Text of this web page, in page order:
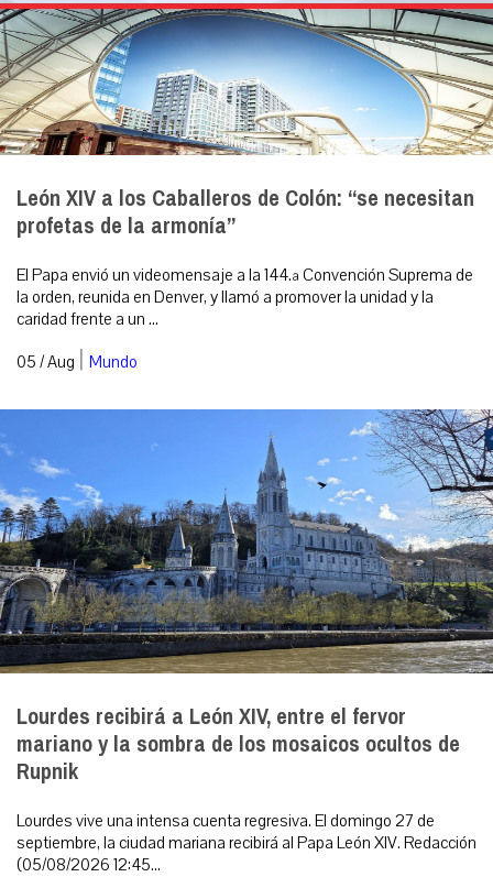
León XIV a los Caballeros de Colón: “se necesitan
profetas de la armonía”
El Papa envió un videomensaje a la 144.ª Convención Suprema de
la orden, reunida en Denver, y llamó a promover la unidad y la
caridad frente a un ...
05 / Aug | Mundo
Lourdes recibirá a León XIV, entre el fervor
mariano y la sombra de los mosaicos ocultos de
Rupnik
Lourdes vive una intensa cuenta regresiva. El domingo 27 de
septiembre, la ciudad mariana recibirá al Papa León XIV. Redacción
(05/08/2026 12:45...